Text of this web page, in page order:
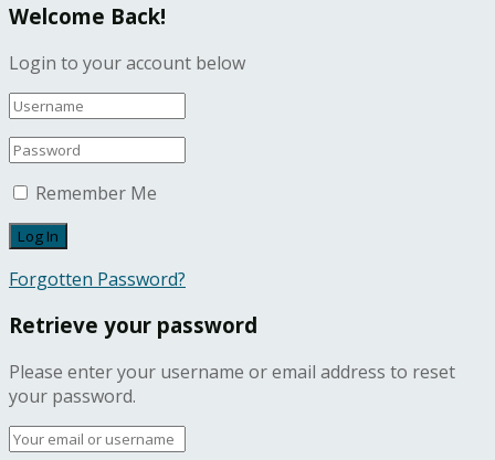
Welcome Back!
Login to your account below
Remember Me
Forgotten Password?
Retrieve your password
Please enter your username or email address to reset
your password.